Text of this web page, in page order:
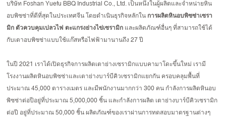
บริษัท Foshan Yuefu BBQ Industrial Co., Ltd. เป็นหนึ่งในผู้ผลิตและจำหน่ายหิน
อบพิซซ่าที่ดีที่สุดในประเทศจีน โดยดำเนินธุรกิจหลักใน การผลิตหินอบพิซซ่าเซรา
มิก ตัวควบคุมเปลวไฟ ตะแกรงย่างไข่เซรามิก และผลิตภัณฑ์อื่นๆ ที่สามารถใช้ได้
กับเตาอบพิซซ่าแบบใช้แก๊สหรือไฟฟ้ามานานถึง 27 ปี
ในปี 2021 เราได้เปิดธุรกิจการผลิตเตาย่างเซรามิกแบบคามาโดะขึ้นใหม่ เรามี
โรงงานผลิตหินอบพิซซ่าและเตาย่างบาร์บีคิวเซรามิกแยกกัน ครอบคลุมพื้นที่
ประมาณ 45,000 ตารางเมตร และมีพนักงานมากกว่า 300 คน กำลังการผลิตหินอบ
พิซซ่าต่อปีอยู่ที่ประมาณ 5,000,000 ชิ้น และกำลังการผลิต เตาย่างบาร์บีคิวเซรามิก
ต่อปี อยู่ที่ประมาณ 50,000 ชิ้น ผลิตภัณฑ์ของเราผ่านการทดสอบมาตรฐานต่างๆ